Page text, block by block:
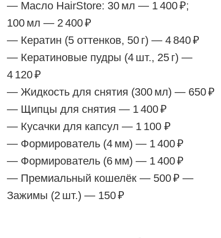
Качество— натуральные волосы с
идеальной структурой и бережной
Удобство— всё необходимое для
работы в одном месте: от волос до
расходников и обучения.
Результат
возвращаться снова, благодаря
красивому, естественному и
долговечному наращиванию.
Поддержку— персональный менеджер
и доступ к материалам и предложениям